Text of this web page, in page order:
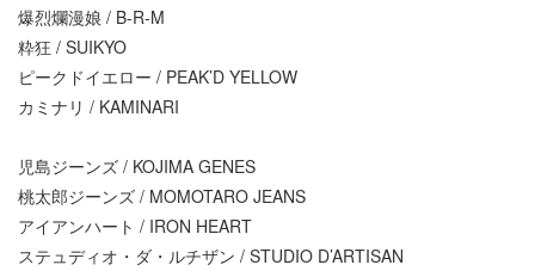
爆烈爛漫娘 / B-R-M
粋狂 / SUIKYO
ピークドイエロー / PEAK’D YELLOW
カミナリ / KAMINARI
児島ジーンズ / KOJIMA GENES
桃太郎ジーンズ / MOMOTARO JEANS
アイアンハート / IRON HEART
ステュディオ・ダ・ルチザン / STUDIO D’ARTISAN